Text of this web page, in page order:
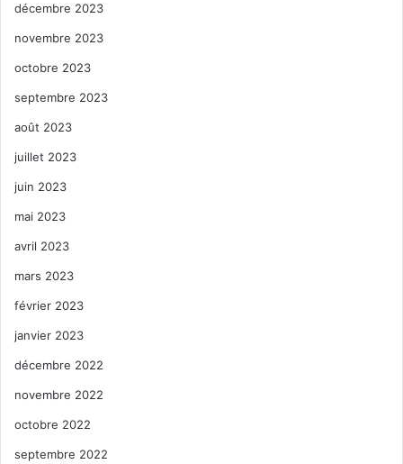
décembre 2023
novembre 2023
octobre 2023
septembre 2023
août 2023
juillet 2023
juin 2023
mai 2023
avril 2023
mars 2023
février 2023
janvier 2023
décembre 2022
novembre 2022
octobre 2022
septembre 2022